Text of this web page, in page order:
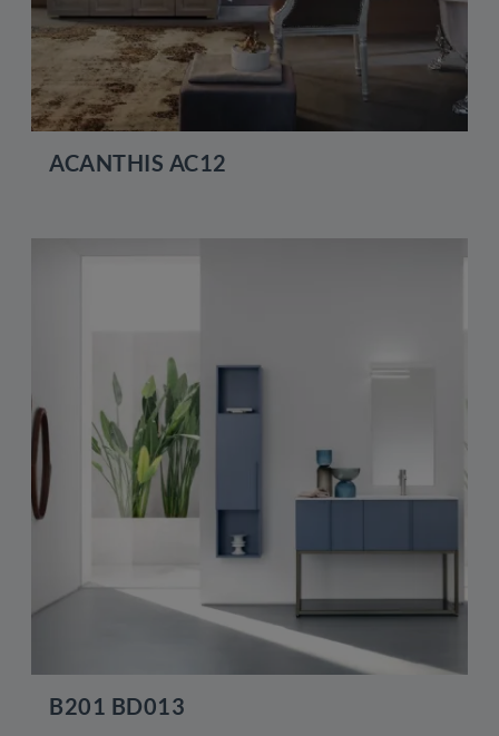
ACANTHIS AC12
B201 BD013